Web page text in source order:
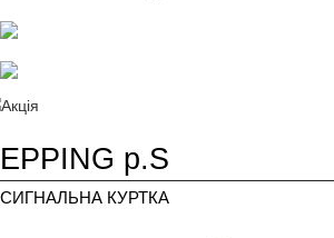
EPPING р.S
СИГНАЛЬНА КУРТКА